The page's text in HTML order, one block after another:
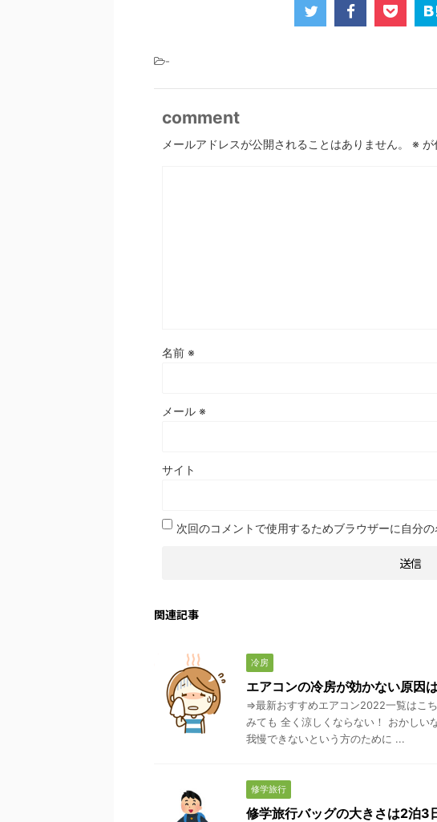
-
comment
メールアドレスが公開されることはありません。 ※ が
名前 ※
メール ※
サイト
次回のコメントで使用するためブラウザーに自分
関連記事
冷房
エアコンの冷房が効かない原因
⇒最新おすすめエアコン2022一覧はこ
みても 全く涼しくならない！ おかしい
我慢できないという方のために ...
修学旅行
修学旅行バッグの大きさは2泊3